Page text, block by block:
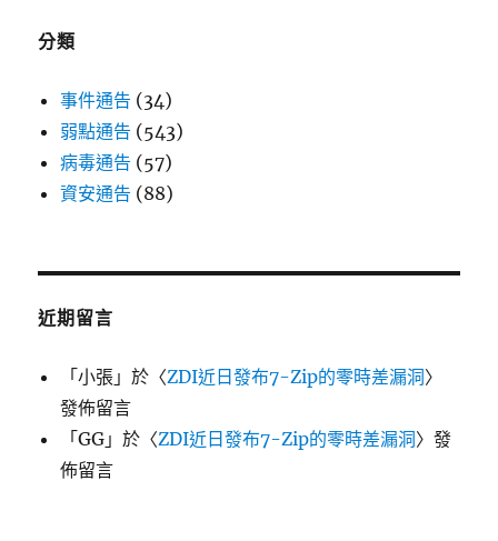
分類
事件通告 (34)
弱點通告 (543)
病毒通告 (57)
資安通告 (88)
近期留言
「小張 」於〈ZDI近日發布7-Zip的零時差漏洞〉
發佈留言
「GG 」於〈ZDI近日發布7-Zip的零時差漏洞〉發
佈留言